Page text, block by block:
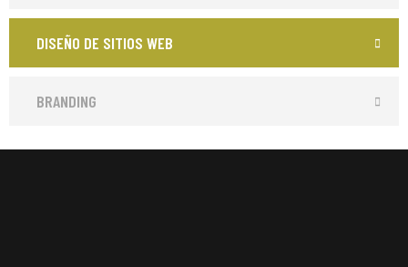
DISEÑO DE SITIOS WEB
BRANDING